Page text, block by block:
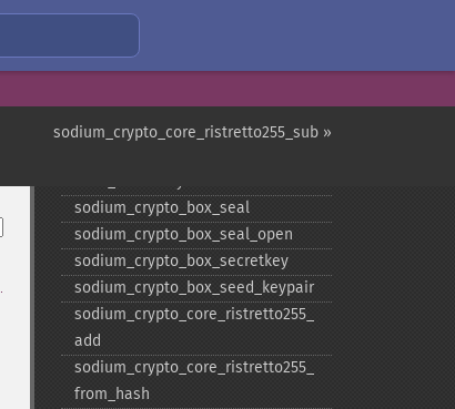
sodium_crypto_core_ristretto255_sub »
sodium_​crypto_​box_​keypair
sodium_​crypto_​box_​keypair_​from_​
secretkey_​and_​publickey
sodium_​crypto_​box_​publickey
sodium_​crypto_​box_​seal
sodium_​crypto_​box_​seal_​open
sodium_​crypto_​box_​secretkey
sodium_​crypto_​box_​seed_​keypair
sodium_​crypto_​core_​ristretto255_​
add
sodium_​crypto_​core_​ristretto255_​
from_​hash